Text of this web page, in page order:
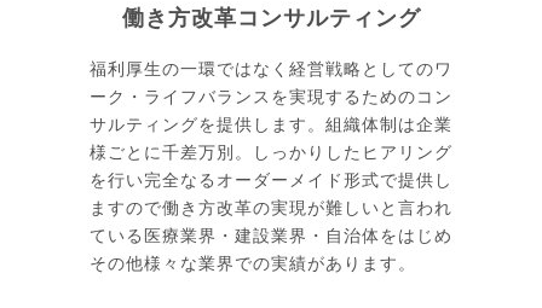
働き方改革コンサルティング
福利厚生の一環ではなく経営戦略としてのワ
ーク・ライフバランスを実現するためのコン
サルティングを提供します。組織体制は企業
様ごとに千差万別。しっかりしたヒアリング
を行い完全なるオーダーメイド形式で提供し
ますので働き方改革の実現が難しいと言われ
ている医療業界・建設業界・自治体をはじめ
その他様々な業界での実績があります。